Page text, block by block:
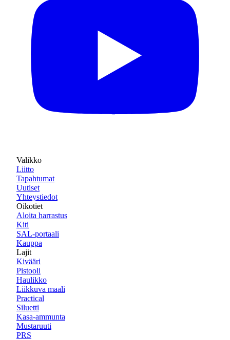
Valikko
Liitto
Tapahtumat
Uutiset
Yhteystiedot
Oikotiet
Aloita harrastus
Kiti
SAL-portaali
Kauppa
Lajit
Kivääri
Pistooli
Haulikko
Liikkuva maali
Practical
Siluetti
Kasa-ammunta
Mustaruuti
PRS